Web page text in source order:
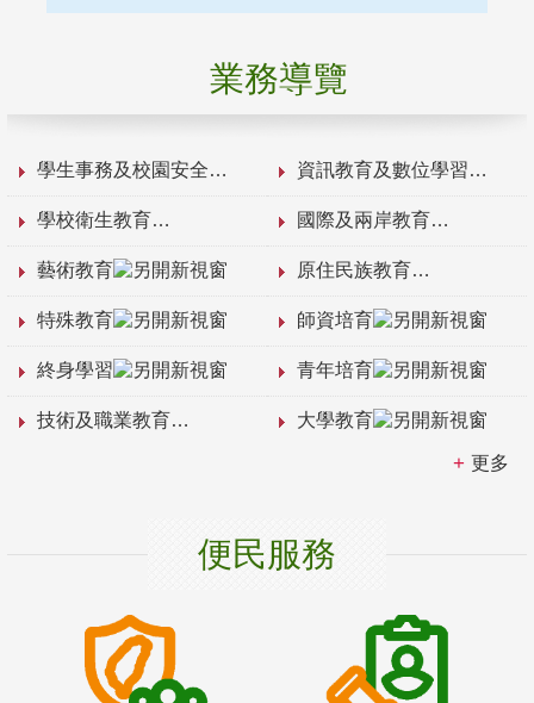
業務導覽
學生事務及校園安全 資訊教育及數位學習
學校衛生教育 國際及兩岸教育
藝術教育 原住民族教育
特殊教育 師資培育
終身學習 青年培育
技術及職業教育 大學教育
更多
便民服務